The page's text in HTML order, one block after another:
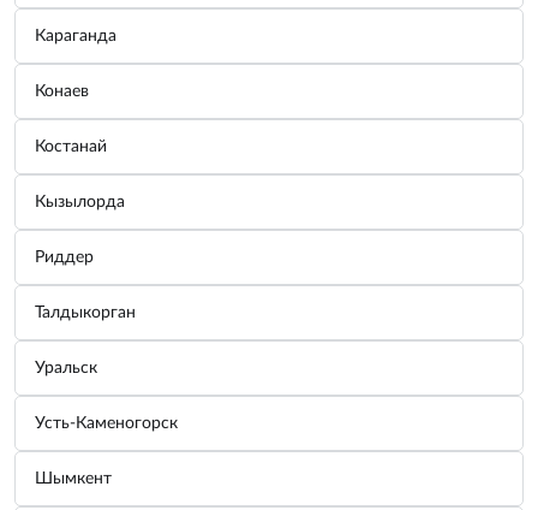
Караганда
Конаев
Костанай
Кызылорда
Риддер
Талдыкорган
Уральск
Усть-Каменогорск
Шымкент